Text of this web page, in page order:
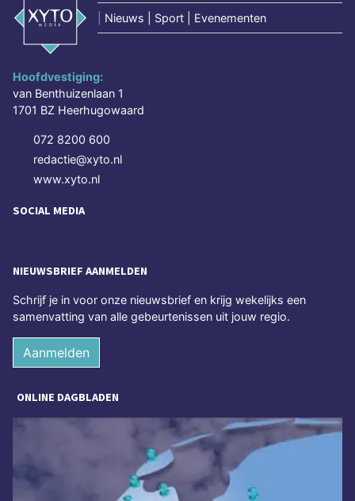
Nieuws | Sport | Evenementen
Hoofdvestiging:
van Benthuizenlaan 1
1701 BZ Heerhugowaard
072 8200 600
redactie@xyto.nl
www.xyto.nl
SOCIAL MEDIA
NIEUWSBRIEF AANMELDEN
Schrijf je in voor onze nieuwsbrief en krijg wekelijks een
samenvatting van alle gebeurtenissen uit jouw regio.
Aanmelden
ONLINE DAGBLADEN